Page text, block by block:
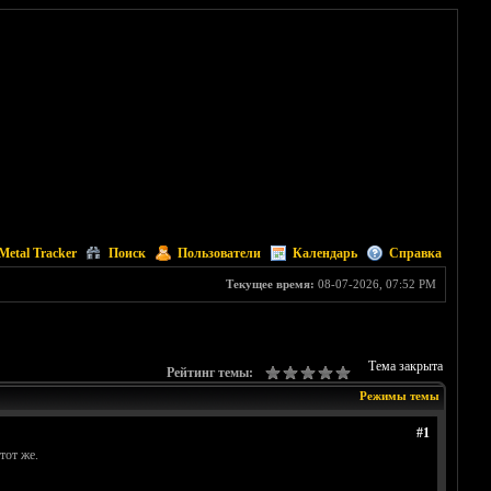
Tracker Поиск Пользователи Календарь Справка
Текущее время: 08-07-2026, 07:52 PM
Тема закрыта
Рейтинг темы:
Режимы темы
#1
же.